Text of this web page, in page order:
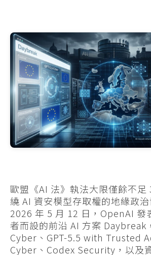
歐盟《AI 法》執法大限僅餘不足
繞 AI 資安模型存取權的地緣政
2026 年 5 月 12 日，OpenAI 發
者而設的前沿 AI 方案 Daybreak
Cyber、GPT-5.5 with Trusted
Cyber、Codex Security，以及